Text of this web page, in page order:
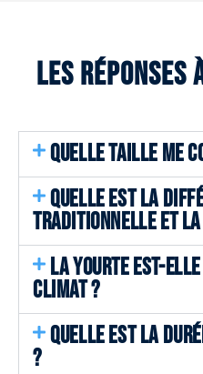
Les réponses
QUELLE TAILLE ME
QUELLE EST LA
TRADITIONNELLE ET
LA YOURTE EST-
CLIMAT ?
QUELLE EST LA
?